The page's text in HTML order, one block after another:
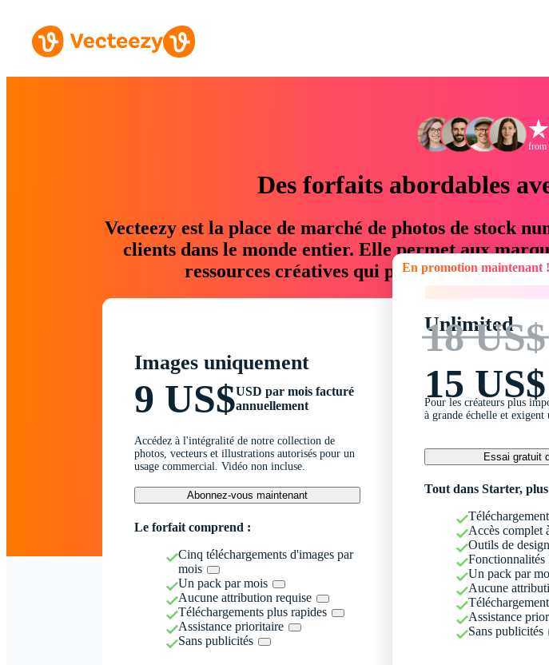
from
Des forfaits abordables
Vecteezy est la place de marché de photos de stock
clients dans le monde entier. Elle permet aux
ressources créatives qui permettent
Images uniquement
9 US$USD par mois facturé
annuellement
Accédez à l'intégralité de notre collection de
photos, vecteurs et illustrations autorisés pour un
usage commercial. Vidéo non incluse.
Abonnez-vous maintenant
Le forfait comprend :
Cinq téléchargements d'images par
mois
Un pack par mois
Aucune attribution requise
Téléchargements plus rapides
Assistance prioritaire
Sans publicités
En promotion maintenant !
Unlimited
18 US$
15 US$
Pour les créateurs plus
à grande échelle et
Essai gratuit
Tout dans Starter,
Accès complet
Outils de
Un pack par
Aucune
Assistance
Sans publicités